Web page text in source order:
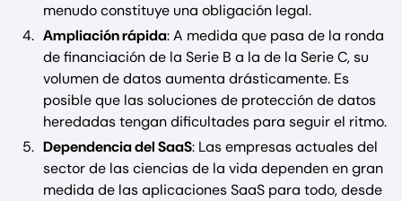
menudo constituye una obligación legal.
Ampliación rápida: A medida que pasa de la ronda
de financiación de la Serie B a la de la Serie C, su
volumen de datos aumenta drásticamente. Es
posible que las soluciones de protección de datos
heredadas tengan dificultades para seguir el ritmo.
Dependencia del SaaS: Las empresas actuales del
sector de las ciencias de la vida dependen en gran
medida de las aplicaciones SaaS para todo, desde